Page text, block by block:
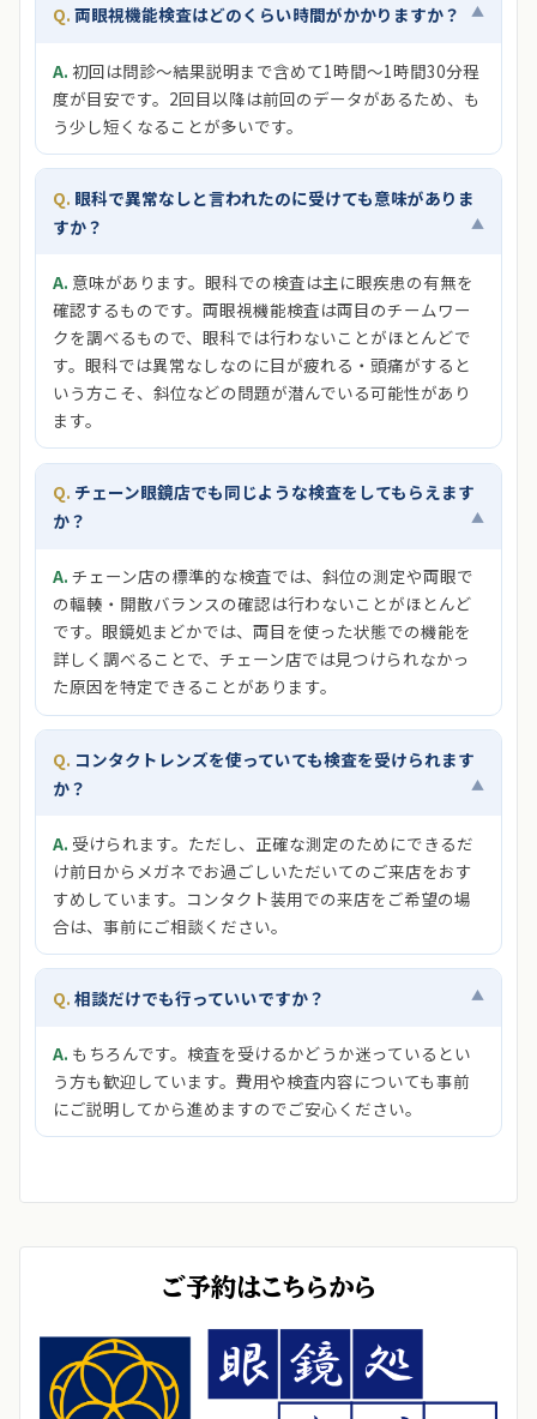
両眼視機能検査はどのくらい時間がかかりますか？ ▲
初回は問診〜結果説明まで含めて1時間〜1時間30分程
度が目安です。2回目以降は前回のデータがあるため、も
う少し短くなることが多いです。
眼科で異常なしと言われたのに受けても意味がありま
すか？
▲
意味があります。眼科での検査は主に眼疾患の有無を
確認するものです。両眼視機能検査は両目のチームワー
クを調べるもので、眼科では行わないことがほとんどで
す。眼科では異常なしなのに目が疲れる・頭痛がすると
いう方こそ、斜位などの問題が潜んでいる可能性があり
ます。
チェーン眼鏡店でも同じような検査をしてもらえます
か？
▲
チェーン店の標準的な検査では、斜位の測定や両眼で
の輻輳・開散バランスの確認は行わないことがほとんど
です。眼鏡処まどかでは、両目を使った状態での機能を
詳しく調べることで、チェーン店では見つけられなかっ
た原因を特定できることがあります。
コンタクトレンズを使っていても検査を受けられます
か？
▲
受けられます。ただし、正確な測定のためにできるだ
け前日からメガネでお過ごしいただいてのご来店をおす
すめしています。コンタクト装用での来店をご希望の場
合は、事前にご相談ください。
相談だけでも行っていいですか？ ▲
もちろんです。検査を受けるかどうか迷っているとい
う方も歓迎しています。費用や検査内容についても事前
にご説明してから進めますのでご安心ください。
ご予約はこちらから